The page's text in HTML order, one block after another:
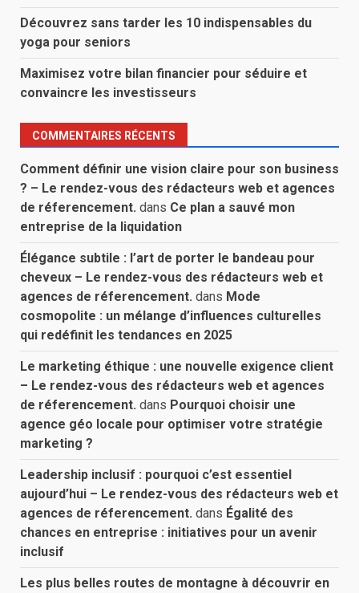
Découvrez sans tarder les 10 indispensables du
yoga pour seniors
Maximisez votre bilan financier pour séduire et
convaincre les investisseurs
COMMENTAIRES RÉCENTS
Comment définir une vision claire pour son business
? – Le rendez-vous des rédacteurs web et agences
de réferencement. dans Ce plan a sauvé mon
entreprise de la liquidation
Élégance subtile : l’art de porter le bandeau pour
cheveux – Le rendez-vous des rédacteurs web et
agences de réferencement. dans Mode
cosmopolite : un mélange d’influences culturelles
qui redéfinit les tendances en 2025
Le marketing éthique : une nouvelle exigence client
– Le rendez-vous des rédacteurs web et agences
de réferencement. dans Pourquoi choisir une
agence géo locale pour optimiser votre stratégie
marketing ?
Leadership inclusif : pourquoi c’est essentiel
aujourd’hui – Le rendez-vous des rédacteurs web et
agences de réferencement. dans Égalité des
chances en entreprise : initiatives pour un avenir
inclusif
Les plus belles routes de montagne à découvrir en